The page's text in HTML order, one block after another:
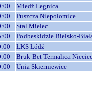
Miedź Legnica
Puszcza Niepołomice
Stal Mielec
Podbeskidzie Bielsko-
ŁKS Łódź
Bruk-Bet Termalica
Unia Skierniewice